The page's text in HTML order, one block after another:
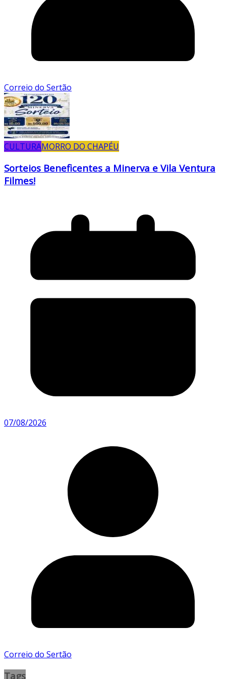
Correio do Sertão
CULTURAMORRO DO CHAPÉU
Sorteios Beneficentes a Minerva e Vila Ventura
Filmes!
07/08/2026
Correio do Sertão
Tags